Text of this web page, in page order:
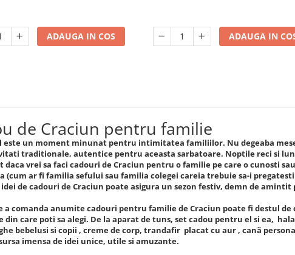
ADAUGA IN COS ADAUGA IN
de Craciun pentru familie
este un moment minunat pentru intimitatea familiilor. Nu degeaba
traditionale, autentice pentru aceasta sarbatoare. Noptile reci si
daca vrei sa faci cadouri de Craciun pentru o familie pe care o cunosti
(cum ar fi familia sefului sau familia colegei careia trebuie sa-i
idei de cadouri de Craciun poate asigura un sezon festiv, demn de
a comanda anumite cadouri pentru familie de Craciun poate fi destul
din care poti sa alegi. De la aparat de tuns, set cadou pentru el si ea,
bebelusi si copii , creme de corp, trandafir placat cu aur , cană
imensa de idei unice, utile si amuzante.